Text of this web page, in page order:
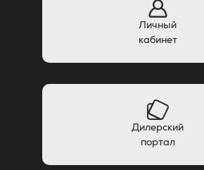
Личный
кабинет
Дилерский
портал